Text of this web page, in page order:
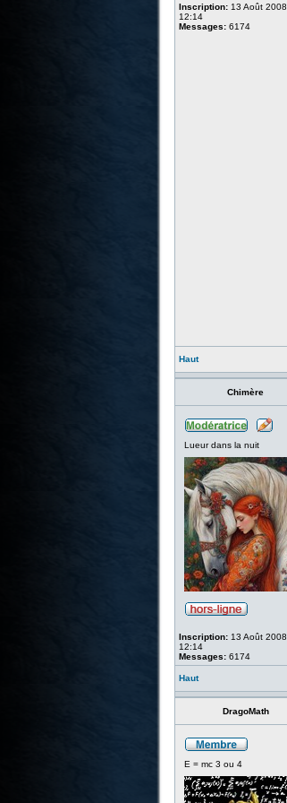
Inscription:13 Août 2008,
12:14
Messages:6174
Haut
Chimère
Lueur dans la nuit
Inscription:13 Août 2008,
12:14
Messages:6174
Haut
DragoMath
E = mc 3 ou 4